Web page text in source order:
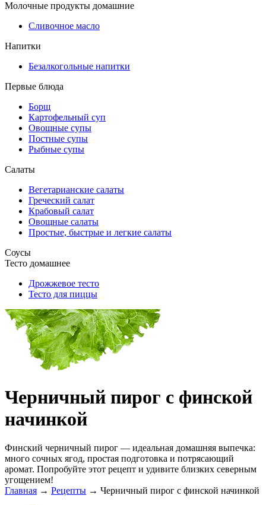
Молочные продукты домашние
Сливочное масло
Напитки
Безалкогольные напитки
Первые блюда
Борщ
Картофельный суп
Овощные супы
Постные супы
Рыбные супы
Салаты
Вегетарианские салаты
Греческий салат
Крабовый салат
Овощные салаты
Простые, быстрые и легкие салаты
Соусы
Тесто домашнее
Дрожжевое тесто
Тесто для пиццы
Черничный пирог с финской
начинкой
Финский черничный пирог — идеальная домашняя выпечка:
много сочных ягод, простая подготовка и потрясающий
аромат. Попробуйте этот рецепт и удивите близких северным
угощением!
Главная → Рецепты → Черничный пирог с финской начинкой